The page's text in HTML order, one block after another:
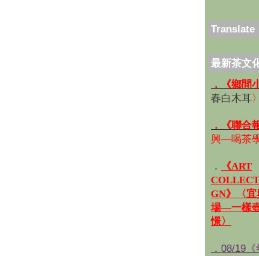
Translate
最新茶文
．《鄉間
春白木耳〉
．《聯合
興—喝茶
．
《ART
GN》〈
場—一樣
憬〉
．08/19